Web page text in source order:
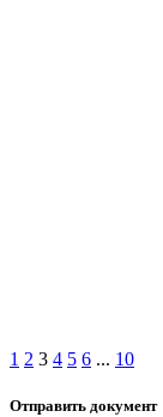
1 2 3 4 5 6 ... 10
Отправить документ